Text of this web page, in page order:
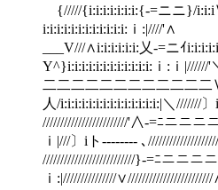
{/////{i:i:i:i:i:i:i:{-=ニニ}/
i:i:i:i:i:i:i:i:i:i:i:i:ｉ:|////'∧
___V///∧i:i:i:i:i:i:乂-=ニｲ
Y^}i:i:i:i:i:i:i:i:i:i:i:i:ｉ:ｉ|//////'
二二二二二二二二二二二
人/i:i:i:i:i:i:i:i:i:i:i:i:i:i:|＼///////
////////////////////////'∧-=ﾆニニニ
ｉ|///〕iト-------- ､
//////////////////////////}-=ﾆニニニ
ｉ:|///////////////∨////////////////////////